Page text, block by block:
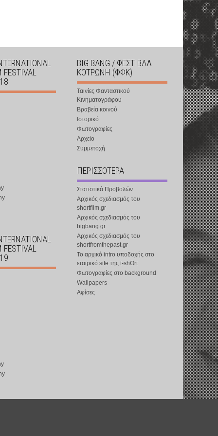
BIG BANG / ΦΕΣΤΙΒΑΛ
ΚΟΤΡΩΝΗ (ΦΦΚ)
Ταινίες Φανταστικού
Κινηματογράφου
Βραβεία κοινού
Ιστορικό
Φωτογραφίες
Αρχείο
Συμμετοχή
ΠΕΡΙΣΣΟΤΕΡΑ
Στατιστικά Προβολών
Αρχικός σχεδιασμός του
shortfilm.gr
Αρχικός σχεδιασμός του
bigbang.gr
Αρχικός σχεδιασμός του
shortfromthepast.gr
Το αρχικό intro υποδοχής στο
εταιρικό site της t-shOrt
Φωτογραφίες στο background
Wallpapers
Αφίσες